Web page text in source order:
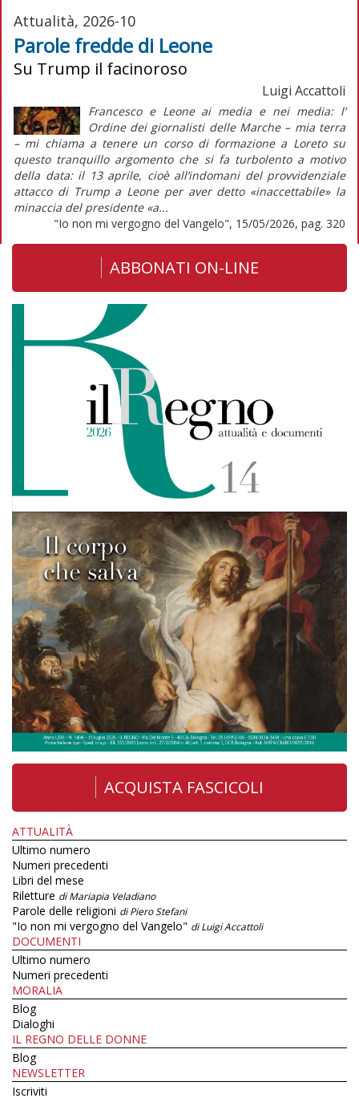
Attualità, 2026-10
Parole fredde di Leone
Su Trump il facinoroso
Luigi Accattoli
Francesco e Leone ai media e nei media: l’
Ordine dei giornalisti delle Marche – mia terra
– mi chiama a tenere un corso di formazione a Loreto su
questo tranquillo argomento che si fa turbolento a motivo
della data: il 13 aprile, cioè all’indomani del provvidenziale
attacco di Trump a Leone per aver detto «inaccettabile» la
minaccia del presidente «a...
"Io non mi vergogno del Vangelo", 15/05/2026, pag. 320
ABBONATI ON-LINE
ACQUISTA FASCICOLI
ATTUALITÀ
Ultimo numero
Numeri precedenti
Libri del mese
Riletture di Mariapia Veladiano
Parole delle religioni di Piero Stefani
"Io non mi vergogno del Vangelo" di Luigi Accattoli
DOCUMENTI
Ultimo numero
Numeri precedenti
MORALIA
Blog
Dialoghi
IL REGNO DELLE DONNE
Blog
NEWSLETTER
Iscriviti